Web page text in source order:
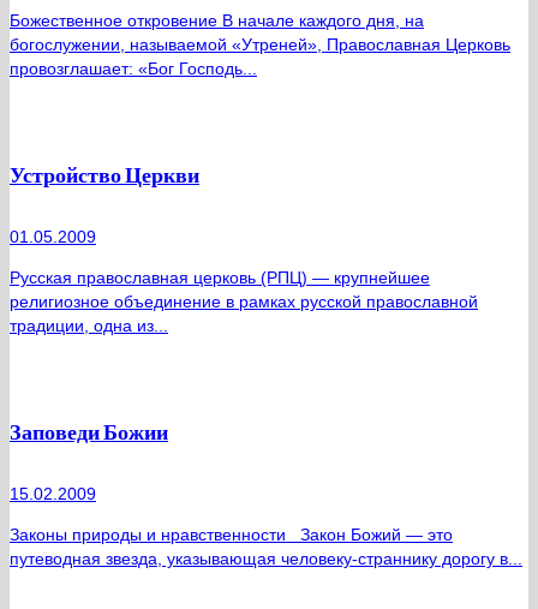
Божественное откровение В начале каждого дня, на
богослужении, называемой «Утреней», Православная Церковь
провозглашает: «Бог Господь...
Устройство Церкви
01.05.2009
Русская православная церковь (РПЦ) — крупнейшее
религиозное объединение в рамках русской православной
традиции, одна из...
Заповеди Божии
15.02.2009
Законы природы и нравственности Закон Божий — это
путеводная звезда, указывающая человеку-страннику дорогу в...